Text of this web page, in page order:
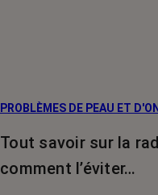
PROBLÈMES DE PEAU ET
Tout savoir sur la
comment l’éviter…